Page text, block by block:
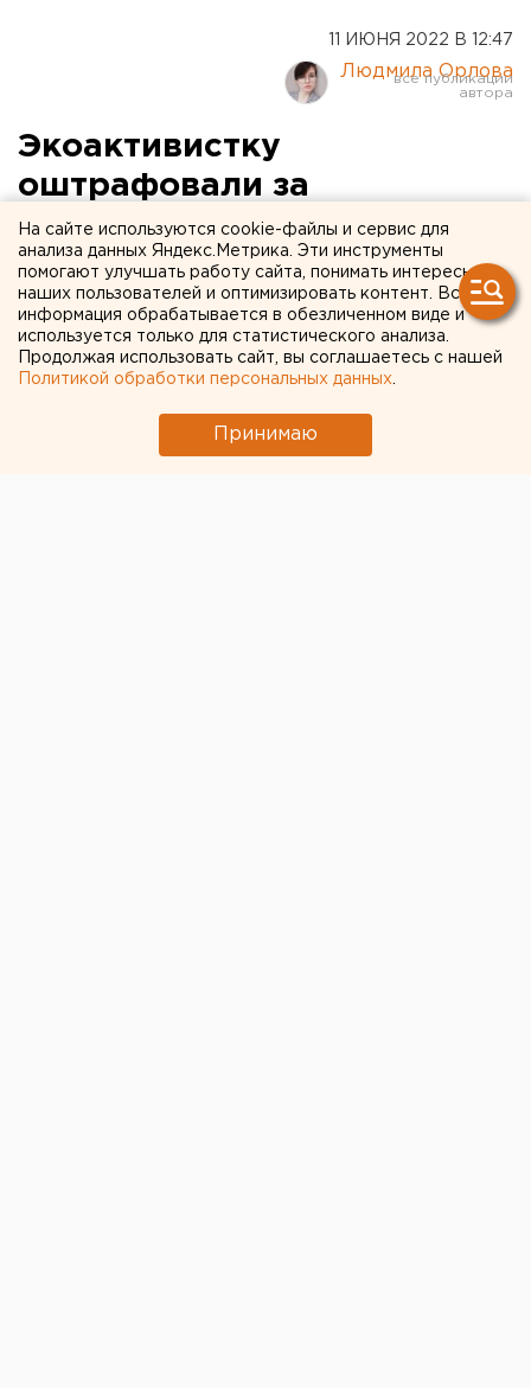
11 ИЮНЯ 2022 В 12:47
Людмила Орлова
Экоактивистку
оштрафовали за
несогласованный митинг на
месте вырубки березовой
рощи в Челябинске
На сайте используются cookie-файлы и сервис для
анализа данных Яндекс.Метрика. Эти инструменты
помогают улучшать работу сайта, понимать интересы
наших пользователей и оптимизировать контент. Вся
информация обрабатывается в обезличенном виде и
используется только для статистического анализа.
Продолжая использовать сайт, вы соглашаетесь с нашей
Политикой обработки персональных данных
Принимаю